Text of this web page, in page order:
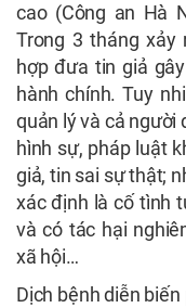
cao (Công an Hà
Trong 3 tháng xảy
hợp đưa tin giả
hành chính. Tuy
quản lý và cả người
hình sự, pháp luật
giả, tin sai sự thật;
xác định là cố tình
và có tác hại
xã hội…
Dịch bệnh diễn